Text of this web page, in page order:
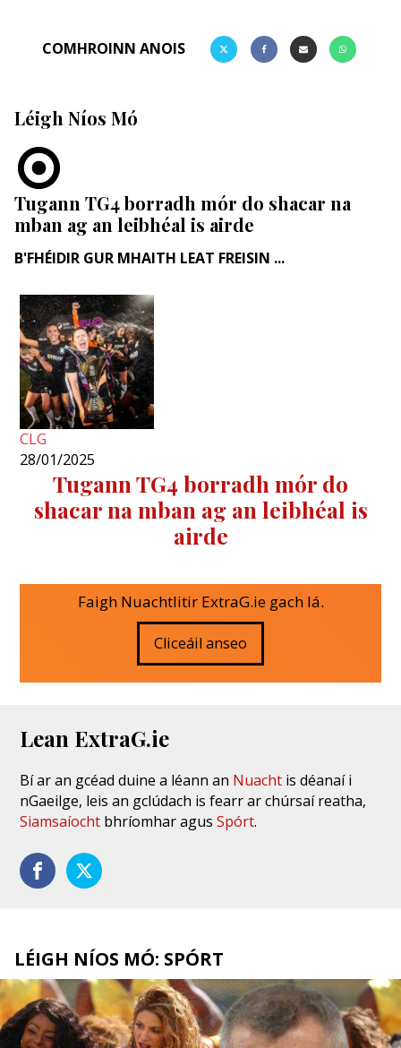
COMHROINN ANOIS
Léigh Níos Mó
Tugann TG4 borradh mór do shacar na
mban ag an leibhéal is airde
B'FHÉIDIR GUR MHAITH LEAT FREISIN ...
CLG
28/01/2025
Tugann TG4 borradh mór do
shacar na mban ag an leibhéal is
airde
Faigh Nuachtlitir ExtraG.ie gach lá.
Cliceáil anseo
Lean ExtraG.ie
Bí ar an gcéad duine a léann an Nuacht is déanaí i
nGaeilge, leis an gclúdach is fearr ar chúrsaí reatha,
Siamsaíocht bhríomhar agusSpórt.
LÉIGH NÍOS MÓ: SPÓRT